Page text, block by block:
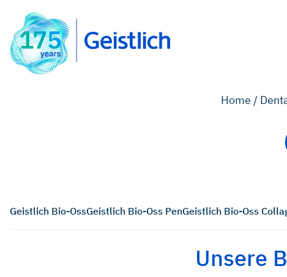
Home /
Geistlich Bio-OssGeistlich Bio-Oss PenGeistlich Bio-Oss
Unsere